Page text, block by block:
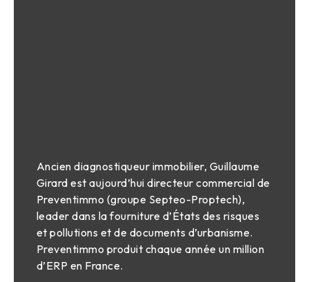
Ancien diagnostiqueur immobilier, Guillaume
Girard est aujourd’hui directeur commercial de
Preventimmo (groupe Septeo-Proptech),
leader dans la fourniture d’États des risques
et pollutions et de documents d’urbanisme.
Preventimmo produit chaque année un million
d’ERP en France.